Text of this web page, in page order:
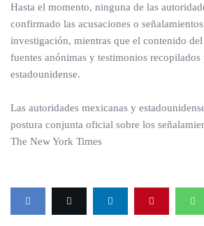
Hasta el momento, ninguna de las
confirmado las acusaciones o
investigación, mientras que el contenido del
fuentes anónimas y testimonios recopilados
estadounidense.
Las autoridades mexicanas y
postura conjunta oficial sobre los
The New York Times